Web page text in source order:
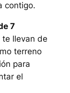
contigo.
7
te llevan de
terreno
para
el